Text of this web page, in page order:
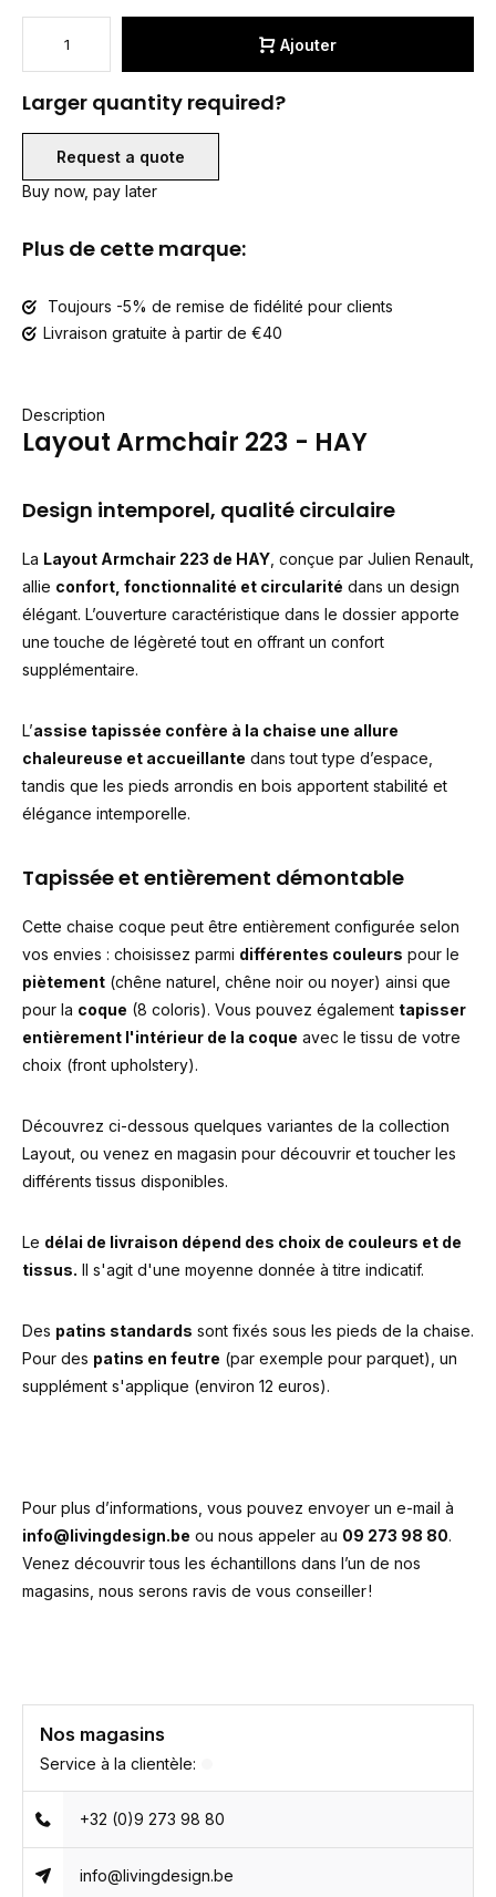
Ajouter
Larger quantity required?
Request a quote
Buy now, pay later
Plus de cette marque:
Toujours -5% de remise de fidélité pour clients
Livraison gratuite à partir de €40
Description
Layout Armchair 223 - HAY
Design intemporel, qualité circulaire
La Layout Armchair 223 de HAY , conçue par Julien Renault,
allie confort, fonctionnalité et circularité dans un design
élégant. L’ouverture caractéristique dans le dossier apporte
une touche de légèreté tout en offrant un confort
supplémentaire.
L’assise tapissée confère à la chaise une allure
chaleureuse et accueillante dans tout type d’espace,
tandis que les pieds arrondis en bois apportent stabilité et
élégance intemporelle.
Tapissée et entièrement démontable
Cette chaise coque peut être entièrement configurée selon
vos envies : choisissez parmi différentes couleurs pour le
piètement (chêne naturel, chêne noir ou noyer) ainsi que
pour la coque (8 coloris). Vous pouvez également tapisser
entièrement l'intérieur de la coque avec le tissu de votre
choix (front upholstery).
Découvrez ci-dessous quelques variantes de la collection
Layout, ou venez en magasin pour découvrir et toucher les
différents tissus disponibles.
Le délai de livraison dépend des choix de couleurs et de
tissus. Il s'agit d'une moyenne donnée à titre indicatif.
Des patins standards sont fixés sous les pieds de la chaise.
Pour des patins en feutre (par exemple pour parquet), un
supplément s'applique (environ 12 euros).
Pour plus d’informations, vous pouvez envoyer un e-mail à
info@livingdesign.be ou nous appeler au 09 273 98 80.
Venez découvrir tous les échantillons dans l’un de nos
magasins, nous serons ravis de vous conseiller !
Nos magasins
Service à la clientèle:
+32 (0)9 273 98 80
info@livingdesign.be